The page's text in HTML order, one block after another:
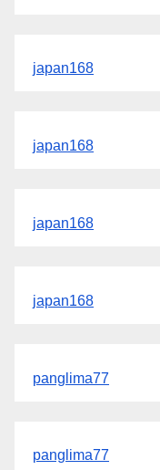
japan168
japan168
japan168
japan168
panglima77
panglima77